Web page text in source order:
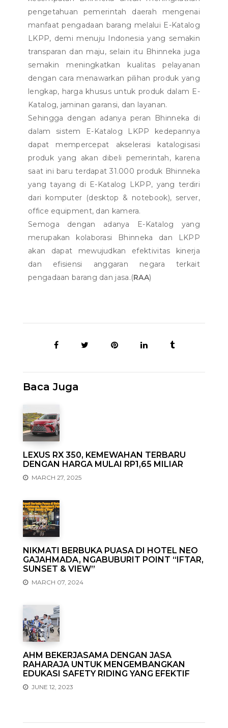
pengetahuan pemerintah daerah mengenai
manfaat pengadaan barang melalui E-Katalog
LKPP, demi menuju Indonesia yang semakin
transparan dan maju, selain itu Bhinneka juga
semakin meningkatkan kualitas pelayanan
dengan cara menawarkan pilihan produk yang
lengkap, harga khusus untuk produk dalam E-
Katalog, jaminan garansi, dan layanan.
Sehingga dengan adanya peran Bhinneka di
dalam sistem E-Katalog LKPP kedepannya
dapat mempercepat akselerasi katalogisasi
produk yang akan dibeli pemerintah, karena
saat ini baru terdapat 31.000 produk Bhinneka
yang tayang di E-Katalog LKPP, yang terdiri
dari komputer (desktop & notebook), server,
office equipment, dan kamera.
Semoga dengan adanya E-Katalog yang
merupakan kolaborasi Bhinneka dan LKPP
akan dapat mewujudkan efektivitas kinerja
dan efisiensi anggaran negara terkait
pengadaan barang dan jasa.(RAA)
Baca Juga
LEXUS RX 350, KEMEWAHAN TERBARU
DENGAN HARGA MULAI RP1,65 MILIAR
MARCH 27, 2025
NIKMATI BERBUKA PUASA DI HOTEL NEO
GAJAHMADA, NGABUBURIT POINT “IFTAR,
SUNSET & VIEW”
MARCH 07, 2024
AHM BEKERJASAMA DENGAN JASA
RAHARAJA UNTUK MENGEMBANGKAN
EDUKASI SAFETY RIDING YANG EFEKTIF
JUNE 12, 2023